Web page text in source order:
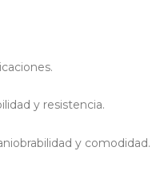
y resistencia.
y comodidad.